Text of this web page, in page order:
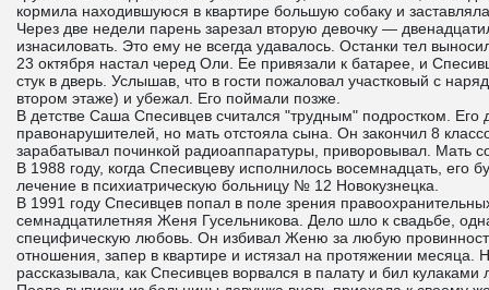
кормила находившуюся в квартире большую собаку и
Через две недели парень зарезал вторую девочку —
изнасиловать. Это ему не всегда удавалось. Останки тел
23 октября настал черед Оли. Ее привязали к батарее, и
стук в дверь. Услышав, что в гости пожаловал участковый с
втором этаже) и убежал. Его поймали позже.
В детстве Саша Спесивцев считался "трудным" подростком.
правонарушителей, но мать отстояла сына. Он закончил 8
зарабатывал починкой радиоаппаратуры, приворовывал. Мать
В 1988 году, когда Спесивцеву исполнилось восемнадцать,
лечение в психиатрическую больницу № 12 Новокузнецка.
В 1991 году Спесивцев попал в поле зрения
семнадцатилетняя Женя Гусельникова. Дело шло к свадьбе,
специфическую любовь. Он избивал Женю за любую
отношения, запер в квартире и истязал на протяжении месяца.
рассказывала, как Спесивцев ворвался в палату и бил